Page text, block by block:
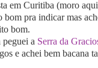
em Curitiba (moro
bom pra indicar mas
bom.
peguei a Serra da
e achei bem bacana